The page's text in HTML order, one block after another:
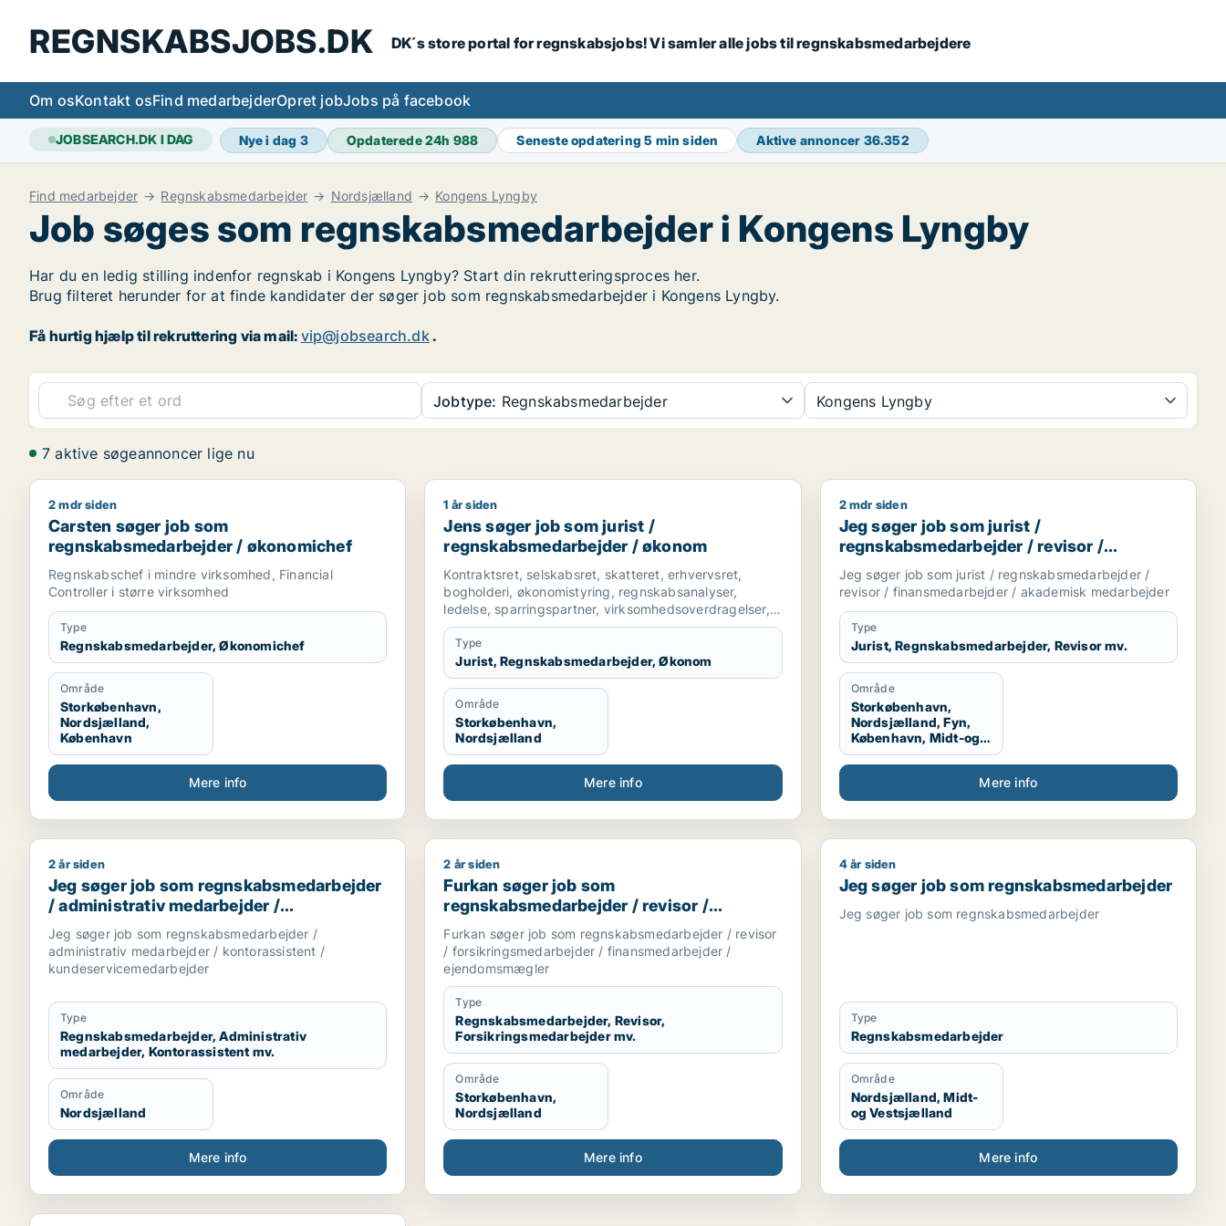
REGNSKABSJOBS.DK DK´s store portal for regnskabsjobs! Vi samler alle jobs til regnskabsmedarbejdere
Om osKontakt osFind medarbejderOpret jobJobs på facebook
JOBSEARCH.DK I DAG Nye i dag 3 Opdaterede 24h 988 Seneste opdatering5 min siden Aktive annoncer 36.352
Find medarbejder Regnskabsmedarbejder Nordsjælland Kongens Lyngby
Job søges som regnskabsmedarbejder i Kongens Lyngby
Har du en ledig stilling indenfor regnskab i Kongens Lyngby? Start din rekrutteringsproces her.
Brug filteret herunder for at finde kandidater der søger job som regnskabsmedarbejder i Kongens Lyngby.
Få hurtig hjælp til rekruttering via mail: vip@jobsearch.dk.
Jobtype: Regnskabsmedarbejder Kongens Lyngby
7 aktive søgeannoncer lige nu
Carsten søger job som regnskabsmedarbejder / økonomichef
2 mdr siden
Carsten søger job som
regnskabsmedarbejder / økonomichef
Regnskabschef i mindre virksomhed, Financial
Controller i større virksomhed
Type
Regnskabsmedarbejder, Økonomichef
Område
Storkøbenhavn,
Nordsjælland,
København
Mere info
Jens søger job som jurist / regnskabsmedarbejder / økonom
1 år siden
Jens søger job som jurist /
regnskabsmedarbejder / økonom
Kontraktsret, selskabsret, skatteret, erhvervsret,
bogholderi, økonomistyring, regnskabsanalyser,
ledelse, sparringspartner, virksomhedsoverdragelser,
ejendomsoverdragelser, forretningsudvikling, indkøb,
Type
Jurist, Regnskabsmedarbejder, Økonom
Område
Storkøbenhavn,
Nordsjælland
Mere info
Jeg søger job som jurist / regnskabsmedarbejder /
2 mdr siden
Jeg søger job som jurist /
regnskabsmedarbejder / revisor /
finansmedarbejder / akademisk
medarbejder
Jeg søger job som jurist / regnskabsmedarbejder /
revisor / finansmedarbejder / akademisk medarbejder
Type
Jurist, Regnskabsmedarbejder, Revisor mv.
Område
Storkøbenhavn,
Nordsjælland, Fyn,
København, Midt-og
Vestsjælland,
Sydsjælland, Hele
Mere info
Jeg søger job som regnskabsmedarbejder / administrativ medarbejder / kontorassistent / kundeservicemedarbejder
2 år siden
Jeg søger job som regnskabsmedarbejder
/ administrativ medarbejder /
kontorassistent /
kundeservicemedarbejder
Jeg søger job som regnskabsmedarbejder /
administrativ medarbejder / kontorassistent /
kundeservicemedarbejder
Type
Regnskabsmedarbejder, Administrativ
medarbejder, Kontorassistent mv.
Område
Nordsjælland
Mere info
Furkan søger job som regnskabsmedarbejder / revisor / forsikringsmedarbejder / finansmedarbejder /
2 år siden
Furkan søger job som
regnskabsmedarbejder / revisor /
forsikringsmedarbejder /
finansmedarbejder / ejendomsmægler
Furkan søger job som regnskabsmedarbejder / revisor
/ forsikringsmedarbejder / finansmedarbejder /
ejendomsmægler
Type
Regnskabsmedarbejder, Revisor,
Forsikringsmedarbejder mv.
Område
Storkøbenhavn,
Nordsjælland
Mere info
Jeg søger job som regnskabsmedarbejder
4 år siden
Jeg søger job som regnskabsmedarbejder
Jeg søger job som regnskabsmedarbejder
Type
Regnskabsmedarbejder
Område
Nordsjælland, Midt-
og Vestsjælland
Mere info